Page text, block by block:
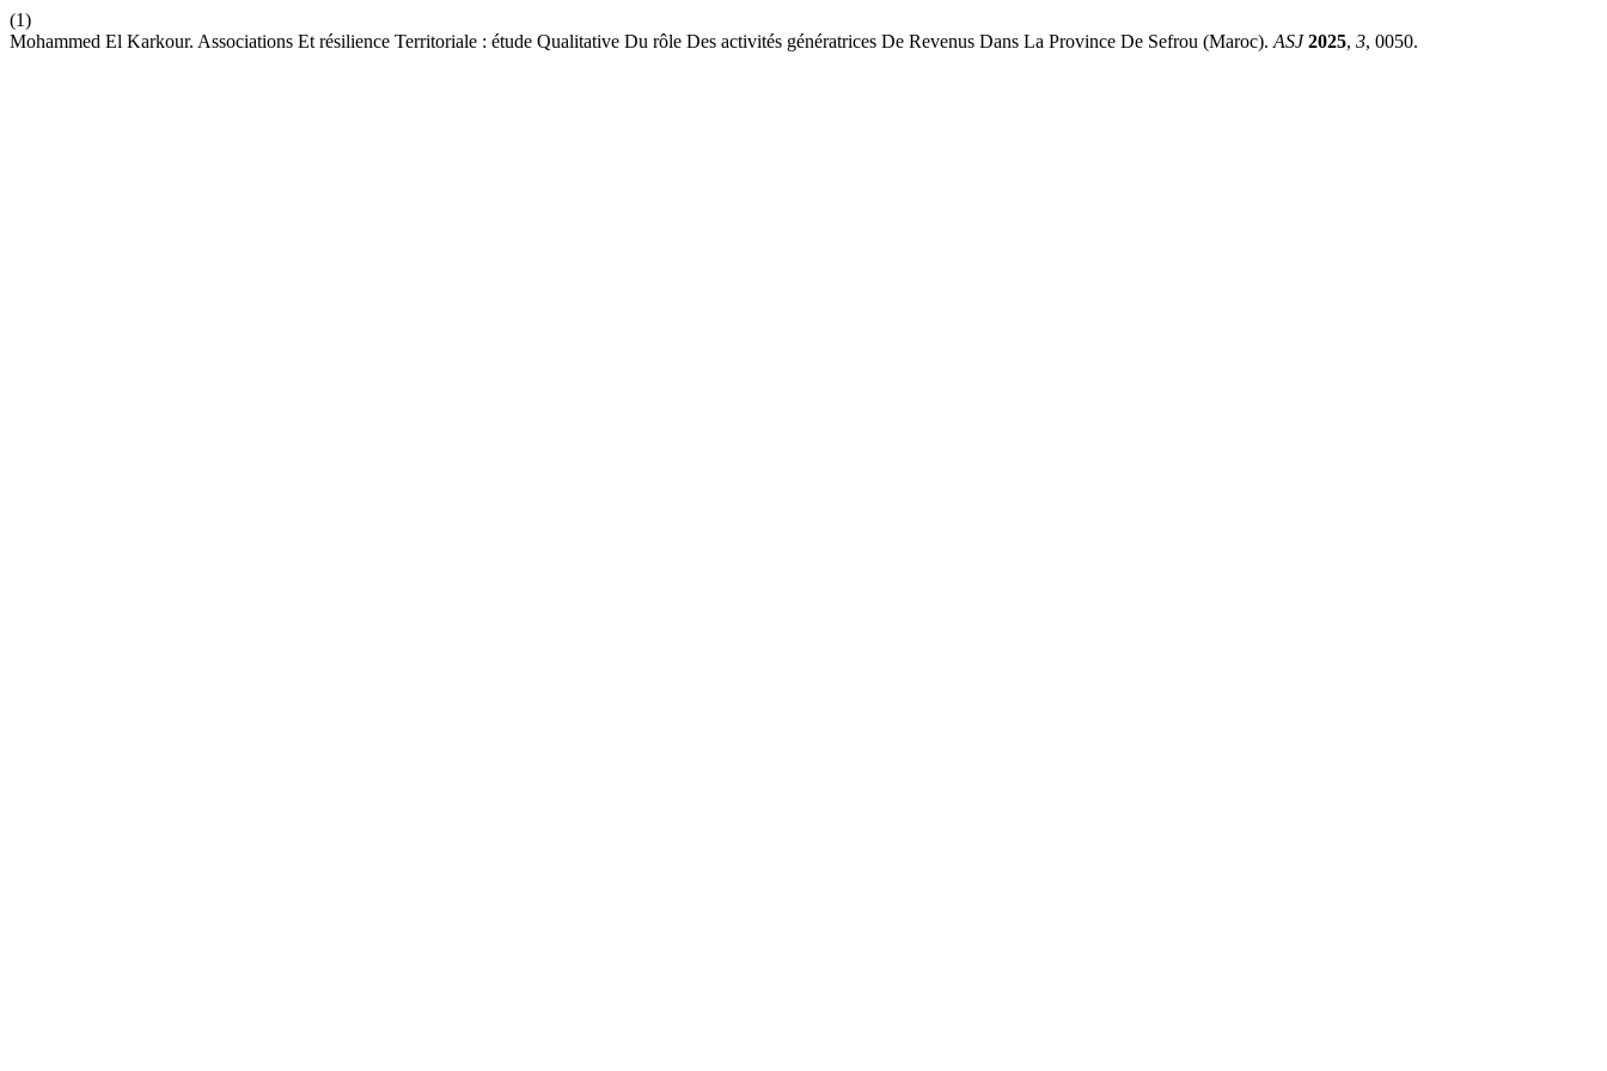
(1)
Mohammed El Karkour. Associations Et résilience Territoriale : étude Qualitative Du rôle Des activités génératrices De Revenus Dans La Province De Sefrou (Maroc). ASJ 2025, 3, 0050.